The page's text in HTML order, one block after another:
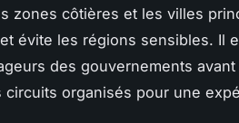
zones côtières et les villes
évite les régions sensibles. Il
des gouvernements avant
organisés pour une